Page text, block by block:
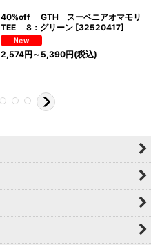
40%off GTH スーベニアオマモリ
TEE 8：グリーン [32520417]
2,574円 ～5,390円(税込)